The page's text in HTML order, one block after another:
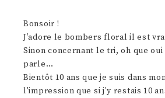
Bonsoir !
J’adore le bombers floral il est
Sinon concernant le tri, oh que oui
parle…
Bientôt 10 ans que je suis dans
l'impression que si j'y restais 10